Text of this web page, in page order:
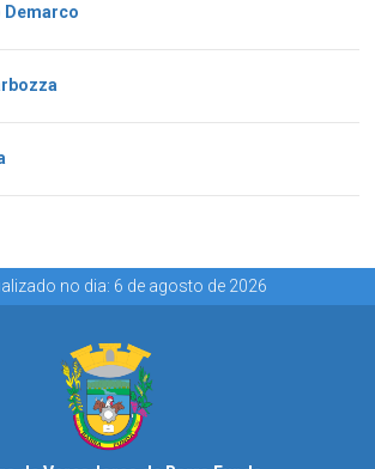
Demarco
no dia: 6 de agosto de 2026